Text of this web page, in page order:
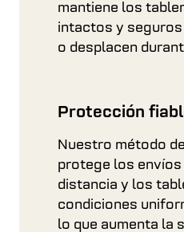
mantiene los
intactos y seguros
o desplacen
Protección
Nuestro método
protege los envíos
distancia y los
condiciones
lo que aumenta la